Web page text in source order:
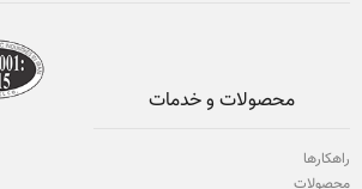
محصولات و خدمات
راهکارها
محصولات